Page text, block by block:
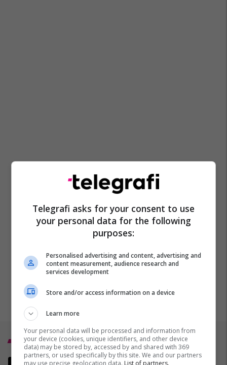
Top 5
Gjithçka nga lufta në Iran -
Telegrafi asks for your consent to use
your personal data for the following
purposes:
Personalised advertising and content, advertising and
content measurement, audience research and
services development
Store and/or access information on a device
Learn more
Your personal data will be processed and information from
your device (cookies, unique identifiers, and other device
data) may be stored by, accessed by and shared with 369
partners, or used specifically by this site. We and our partners
may use precise geolocation data. List of partners.